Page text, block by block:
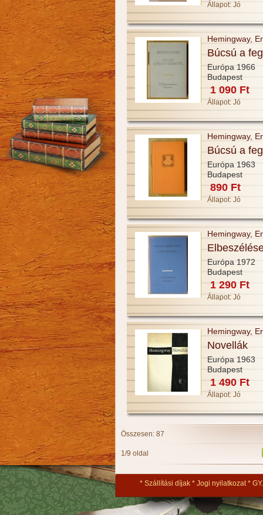
Állapot: Jó
Hemingway,
Búcsú a
Európa 1966
Budapest
1 090 Ft
Állapot: Jó
Hemingway,
Búcsú a
Európa 1963
Budapest
890 Ft
Állapot: Jó
Hemingway,
Európa 1972
Budapest
1 290 Ft
Állapot: Jó
Hemingway,
Novellák
Európa 1963
Budapest
1 490 Ft
Állapot: Jó
Összesen: 87
1/9 oldal
Szállítási díjak Jogi nyilatkozat